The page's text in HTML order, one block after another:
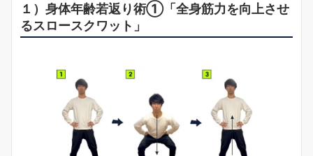
１）身体年齢若返り術①「全身筋力を向上させ
るスロースクワット」